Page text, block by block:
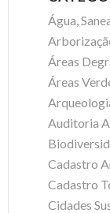
Água,
Áreas
Áreas
Auditoria
Cadastro
Cadastro
Cidades